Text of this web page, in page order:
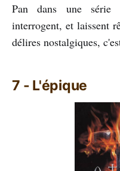
Pan dans une série
interrogent, et laissent
délires nostalgiques,
7 - L'épique